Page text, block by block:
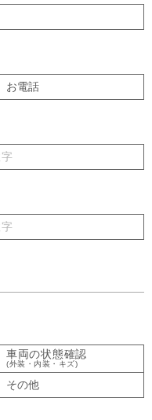
お電話
車両の状態確認
(外装・内装・キズ)
その他